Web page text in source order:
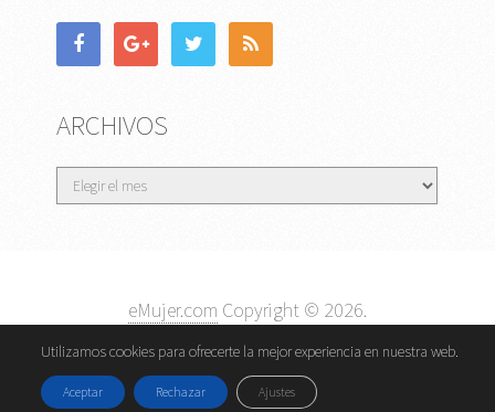
ARCHIVOS
Archivos
eMujer.com Copyright © 2026.
Contactar
|| Datos Legales y Privacidad
Política de
Cookies
Utilizamos cookies para ofrecerte la mejor experiencia en nuestra web.
Aceptar Rechazar Ajustes